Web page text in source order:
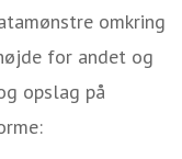
omkring
for andet og
opslag på